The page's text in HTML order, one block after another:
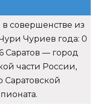
совершенстве из
Чуриев года: 0
Саратов — город
части России,